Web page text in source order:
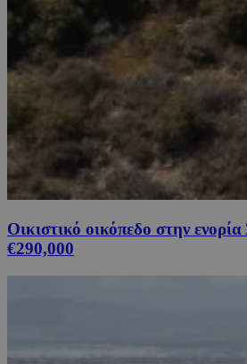
Οικιστικό οικόπεδο στην
€290,000